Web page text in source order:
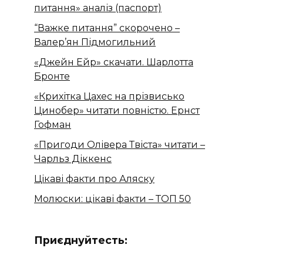
питання» аналіз (паспорт)
“Важке питання” скорочено –
Валер’ян Підмогильний
«Джейн Ейр» скачати. Шарлотта
Бронте
«Крихітка Цахес на прізвисько
Цинобер» читати повністю. Ернст
Гофман
«Пригоди Олівера Твіста» читати –
Чарльз Діккенс
Цікаві факти про Аляску
Молюски: цікаві факти – ТОП 50
Приєднуйтесть: